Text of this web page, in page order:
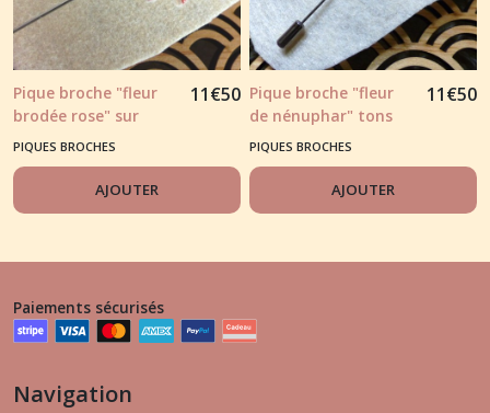
Pique broche "fleur
brodée rose" sur
feutrine fine écrue
11€50
PIQUES BROCHES
AJOUTER
Pique broche "fleur
de nénuphar" tons
jaune et vert doux
11€50
PIQUES BROCHES
AJOUTER
Paiements sécurisés
Navigation